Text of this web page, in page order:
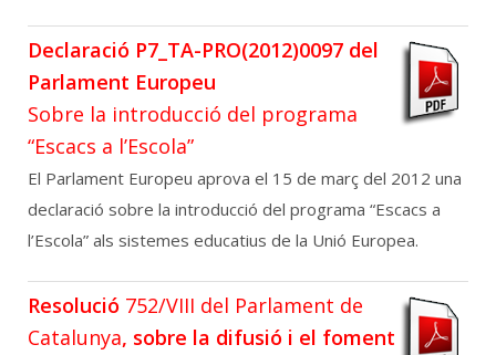
Declaració P7_TA-PRO(2012)0097 del
Parlament Europeu
Sobre la introducció del programa
“Escacs a l’Escola”
El Parlament Europeu aprova el 15 de març del 2012 una
declaració sobre la introducció del programa “Escacs a
l’Escola” als sistemes educatius de la Unió Europea.
Resolució 752/VIII del Parlament de
Catalunya, sobre la difusió i el foment